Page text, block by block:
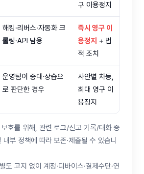
구 이용정지
해킹·리버스·자동화 크
롤링·API 남용
즉시 영구 이
용정지 + 법
적 조치
운영팀이 중대·상습으
로 판단한 경우
사안별 차등,
최대 영구 이
용정지
호를 위해, 관련 로그/신고 기록/대화 증
부 정책에 따라 보존·제출될 수 있습니
도 고지 없이 계정·디바이스·결제수단·연